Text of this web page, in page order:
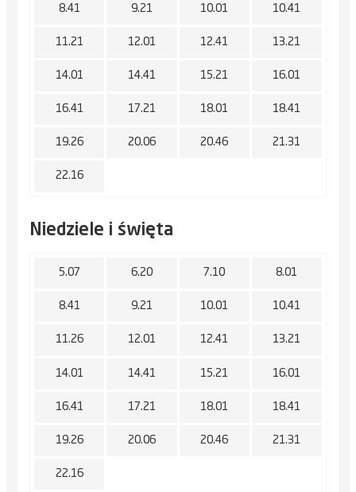
8.41 9.21 10.01 10.41
11.21 12.01 12.41 13.21
14.01 14.41 15.21 16.01
16.41 17.21 18.01 18.41
19.26 20.06 20.46 21.31
22.16
Niedziele i święta
5.07 6.20 7.10 8.01
8.41 9.21 10.01 10.41
11.26 12.01 12.41 13.21
14.01 14.41 15.21 16.01
16.41 17.21 18.01 18.41
19.26 20.06 20.46 21.31
22.16